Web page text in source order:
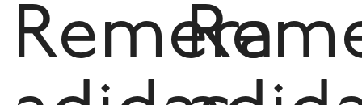
Remera